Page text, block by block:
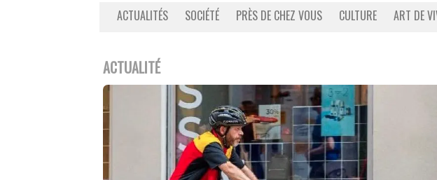
ACTUALITÉS SOCIÉTÉ PRÈS DE CHEZ VOUS CULTURE ART DE
ACTUALITÉ